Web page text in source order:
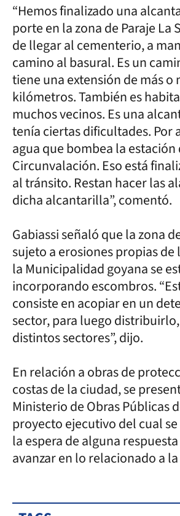
“Hemos finalizado una
porte en la zona de Paraje La
de llegar al cementerio, a
camino al basural. Es un
tiene una extensión de más o
kilómetros. También es
muchos vecinos. Es una
tenía ciertas dificultades. Por
agua que bombea la estación
Circunvalación. Eso está
al tránsito. Restan hacer las
dicha alcantarilla”, comentó.
Gabiassi señaló que la zona
sujeto a erosiones propias de
la Municipalidad goyana se
incorporando escombros.
consiste en acopiar en un
sector, para luego
distintos sectores”, dijo.
En relación a obras de
costas de la ciudad, se
Ministerio de Obras Públicas
proyecto ejecutivo del cual
la espera de alguna
avanzar en lo relacionado a